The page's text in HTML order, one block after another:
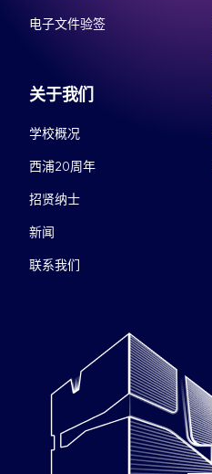
电子文件验签
关于我们
学校概况
西浦20周年
招贤纳士
新闻
联系我们